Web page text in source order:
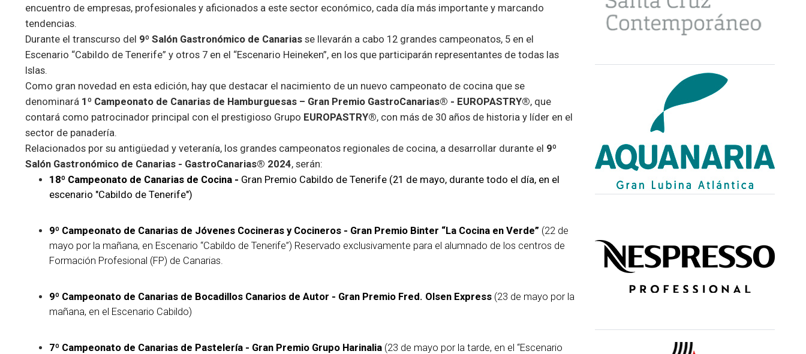
encuentro de empresas, profesionales y aficionados a este sector económico, cada día más importante y marcando
tendencias.
Durante el transcurso del 9º Salón Gastronómico de Canarias se llevarán a cabo 12 grandes campeonatos, 5 en el
Escenario “Cabildo de Tenerife” y otros 7 en el “Escenario Heineken”, en los que participarán representantes de todas las
Islas.
Como gran novedad en esta edición, hay que destacar el nacimiento de un nuevo campeonato de cocina que se
denominará 1º Campeonato de Canarias de Hamburguesas – Gran Premio GastroCanarias® - EUROPASTRY®, que
contará como patrocinador principal con el prestigioso Grupo EUROPASTRY®, con más de 30 años de historia y líder en el
sector de panadería.
Relacionados por su antigüedad y veteranía, los grandes campeonatos regionales de cocina, a desarrollar durante el 9º
Salón Gastronómico de Canarias - GastroCanarias® 2024, serán:
18º Campeonato de Canarias de Cocina - Gran Premio Cabildo de Tenerife (21 de mayo, durante todo el día, en el
escenario "Cabildo de Tenerife")
9º Campeonato de Canarias de Jóvenes Cocineras y Cocineros - Gran Premio Binter “La Cocina en Verde” (22 de
mayo por la mañana, en Escenario “Cabildo de Tenerife”) Reservado exclusivamente para el alumnado de los centros de
Formación Profesional (FP) de Canarias.
9º Campeonato de Canarias de Bocadillos Canarios de Autor - Gran Premio Fred. Olsen Express (23 de mayo por la
mañana, en el Escenario Cabildo)
7º Campeonato de Canarias de Pastelería - Gran Premio Grupo Harinalia (23 de mayo por la tarde, en el “Escenario